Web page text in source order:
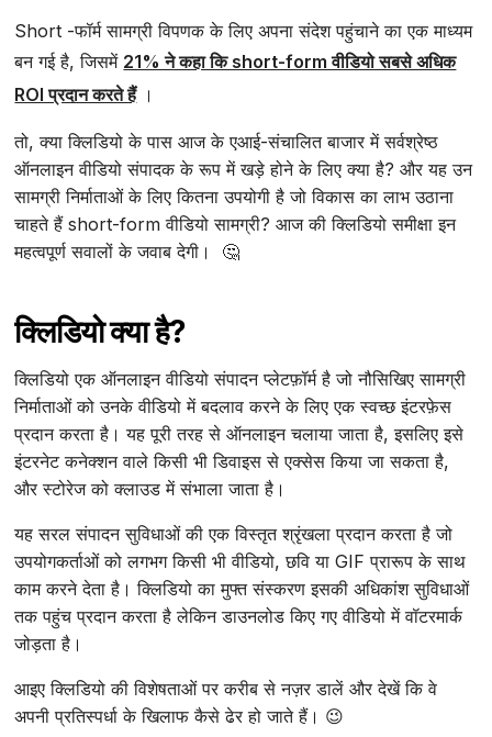
Short -फॉर्म सामग्री विपणक के लिए अपना संदेश पहुंचाने का एक माध्यम
बन गई है, जिसमें 21% ने कहा कि short-form वीडियो सबसे अधिक
ROI प्रदान करते हैं।
तो, क्या क्लिडियो के पास आज के एआई-संचालित बाजार में सर्वश्रेष्ठ
ऑनलाइन वीडियो संपादक के रूप में खड़े होने के लिए क्या है? और यह उन
सामग्री निर्माताओं के लिए कितना उपयोगी है जो विकास का लाभ उठाना
चाहते हैं short-form वीडियो सामग्री? आज की क्लिडियो समीक्षा इन
महत्वपूर्ण सवालों के जवाब देगी। 🤔
क्लिडियो क्या है?
क्लिडियो एक ऑनलाइन वीडियो संपादन प्लेटफ़ॉर्म है जो नौसिखिए सामग्री
निर्माताओं को उनके वीडियो में बदलाव करने के लिए एक स्वच्छ इंटरफ़ेस
प्रदान करता है। यह पूरी तरह से ऑनलाइन चलाया जाता है, इसलिए इसे
इंटरनेट कनेक्शन वाले किसी भी डिवाइस से एक्सेस किया जा सकता है,
और स्टोरेज को क्लाउड में संभाला जाता है।
यह सरल संपादन सुविधाओं की एक विस्तृत श्रृंखला प्रदान करता है जो
उपयोगकर्ताओं को लगभग किसी भी वीडियो, छवि या GIF प्रारूप के साथ
काम करने देता है। क्लिडियो का मुफ्त संस्करण इसकी अधिकांश सुविधाओं
तक पहुंच प्रदान करता है लेकिन डाउनलोड किए गए वीडियो में वॉटरमार्क
जोड़ता है।
आइए क्लिडियो की विशेषताओं पर करीब से नज़र डालें और देखें कि वे
अपनी प्रतिस्पर्धा के खिलाफ कैसे ढेर हो जाते हैं। 😉